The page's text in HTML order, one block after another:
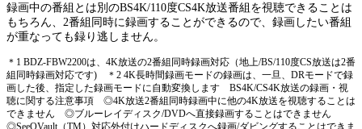
録画中の番組とは別のBS4K/110度CS4K放送番組を視聴できることは
もちろん、2番組同時に録画することができるので、録画したい番組
が重なっても録り逃しません。
＊1 BDZ-FBW2200は、4K放送の2番組同時録画対応（地上/BS/110度CS放送は2番
組同時録画対応です) ＊2 4K長時間録画モードの録画は、一旦、DRモードで録
画した後、指定した録画モードに自動変換します BS4K/CS4K放送の録画・視
聴に関する注意事項 ◎4K放送2番組同時録画中に他の4K放送を視聴することは
できません ◎ブルーレイディスク/DVDへ直接録画することはできません
◎SeeQVault（TM）対応外付けハードディスクへ録画/ダビングすることはできま